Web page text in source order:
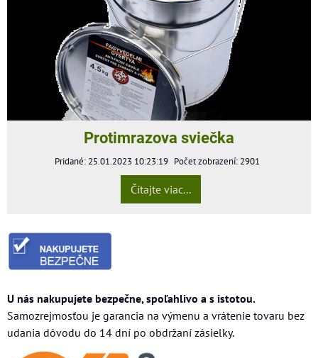
Protimrazova sviečka
Pridané: 25.01.2023 10:23:19 Počet zobrazení: 2901
Čítajte viac...
U nás nakupujete bezpečne, spoľahlivo a s istotou.
Samozrejmosťou je garancia na výmenu a vrátenie tovaru bez
udania dôvodu do 14 dní po obdržaní zásielky.